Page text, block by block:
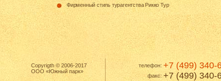
Фирменный стиль турагентства Рикко Тур
Copyrigth © 2006-2017
ООО «Южный парк»
телефон: +7 (499) 340-
факс:+7 (499) 340-